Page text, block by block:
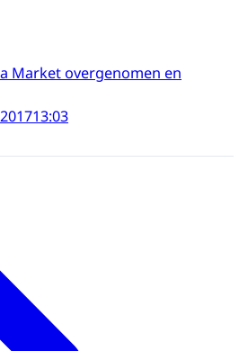
Market overgenomen en
13:03